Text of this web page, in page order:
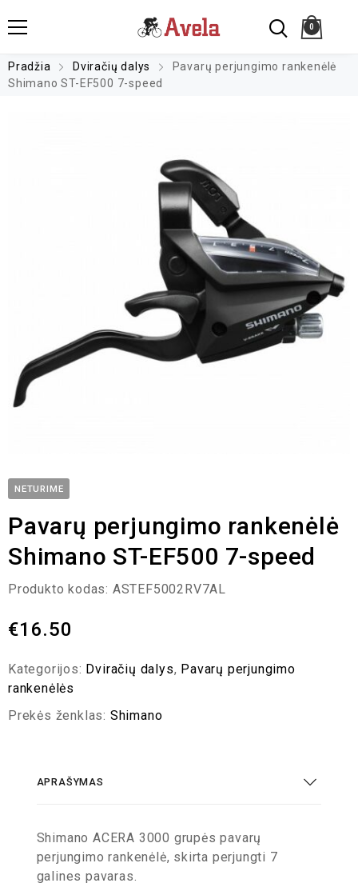
0
Pradžia Dviračių dalys
Pavarų perjungimo rankenėlė
Shimano ST-EF500 7-speed
NETURIME
Pavarų perjungimo rankenėlė
Shimano ST-EF500 7-speed
Produkto kodas: ASTEF5002RV7AL
€16.50
Kategorijos: Dviračių dalys, Pavarų perjungimo
rankenėlės
Prekės ženklas: Shimano
APRAŠYMAS
Shimano ACERA 3000 grupės pavarų
perjungimo rankenėlė, skirta perjungti 7
galines pavaras.